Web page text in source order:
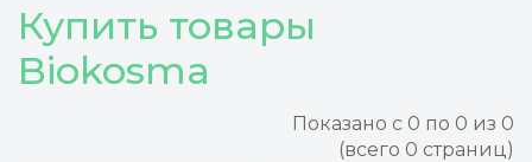
Купить товары
Biokosma
Показано с 0 по 0 из 0
(всего 0 страниц)